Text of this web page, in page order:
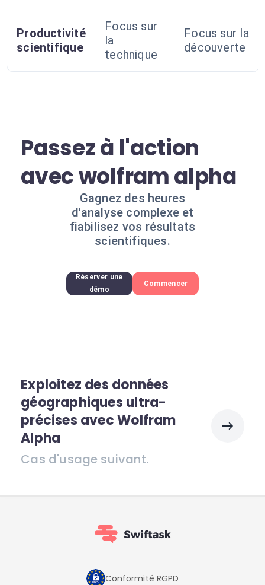
Productivité
scientifique
Focus sur
la
technique
Focus sur la
découverte
Passez à l'action
avec wolfram alpha
Gagnez des heures
d'analyse complexe et
fiabilisez vos résultats
scientifiques.
Réserver une
démo
Commencer
Exploitez des données
géographiques ultra-
précises avec Wolfram
Alpha
Cas d'usage suivant.
Conformité RGPD